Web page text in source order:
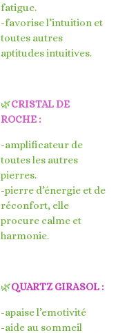
fatigue.
-favorise l’intuition et
toutes autres
aptitudes intuitives.
🌿CRISTAL DE
ROCHE :
-amplificateur de
toutes les autres
pierres.
-pierre d’énergie et de
réconfort, elle
procure calme et
harmonie.
🌿QUARTZ GIRASOL :
-apaise l’emotivité
-aide au sommeil